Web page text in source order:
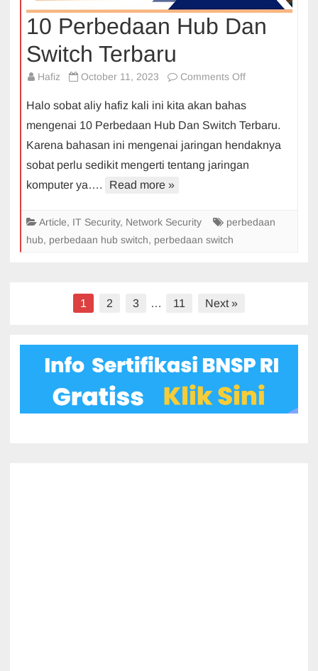
10 Perbedaan Hub Dan
Switch Terbaru
Hafiz October 11, 2023 Comments Offon
Perbedaan
Hub
Dan
Switch
Halo sobat aliy hafiz kali ini kita akan bahas
mengenai 10 Perbedaan Hub Dan Switch Terbaru.
Karena bahasan ini mengenai jaringan hendaknya
sobat perlu sedikit mengerti tentang jaringan
komputer ya….
Read more »
Article, IT Security, Network Security
perbedaan
hub, perbedaan hub switch, perbedaan switch
1 2 3 … 11 Next »